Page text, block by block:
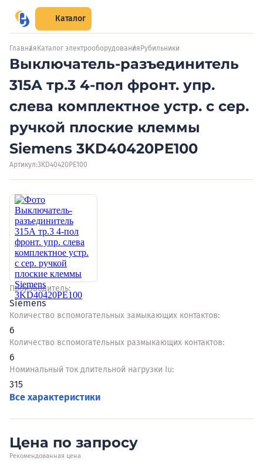
Каталог
Главная Каталог электрооборудования Рубильники
Выключатель-разъединитель
315А тр.3 4-пол фронт. упр.
слева комплектное устр. с сер.
ручкой плоские клеммы
Siemens 3KD40420PE100
Артикул:3KD40420PE100
Производитель:
Siemens
Количество вспомогательных замыкающих контактов:
6
Количество вспомогательных размыкающих контактов:
6
Номинальный ток длительной нагрузки Iu:
315
Все характеристики
Цена по запросу
Рекомендованная цена